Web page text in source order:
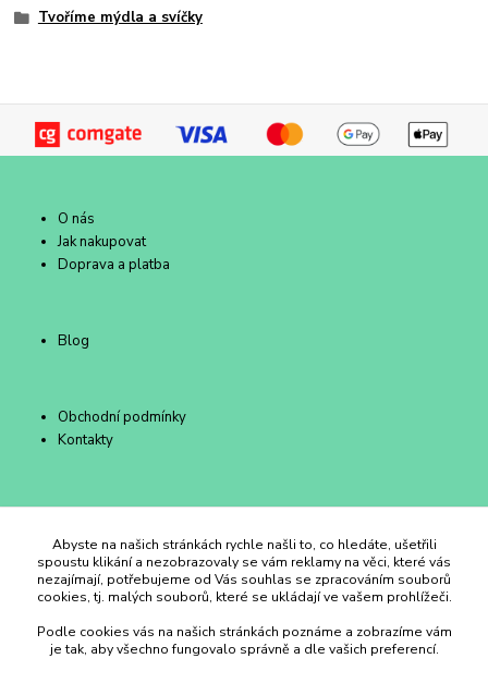
Tvoříme mýdla a svíčky
O nás
Jak nakupovat
Doprava a platba
Blog
Obchodní podmínky
Kontakty
Duhový Ateliér Kroměříž
+420 734 258 002
duhovyatelier@email.cz
Abyste na našich stránkách rychle našli to, co hledáte, ušetřili
spoustu klikání a nezobrazovaly se vám reklamy na věci, které vás
nezajímají, potřebujeme od Vás souhlas se zpracováním souborů
cookies, tj. malých souborů, které se ukládají ve vašem prohlížeči.
Podle cookies vás na našich stránkách poznáme a zobrazíme vám
je tak, aby všechno fungovalo správně a dle vašich preferencí.